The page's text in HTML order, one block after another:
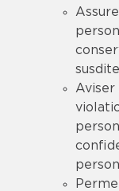
Aviser